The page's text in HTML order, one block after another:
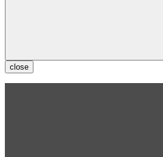
close